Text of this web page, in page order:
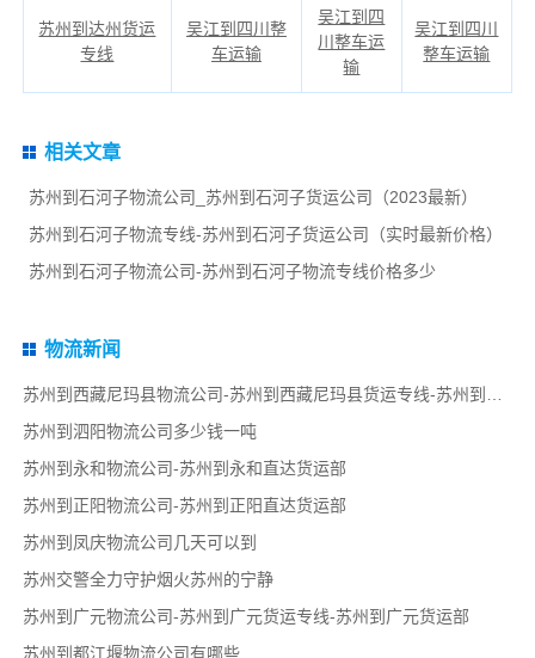
苏州到达州货运
专线
吴江到四川整
车运输
吴江到四
川整车运
输
吴江到四川
整车运输
相关文章
苏州到石河子物流公司_苏州到石河子货运公司（2023最新）
苏州到石河子物流专线-苏州到石河子货运公司（实时最新价格）
苏州到石河子物流公司-苏州到石河子物流专线价格多少
物流新闻
苏州到泗阳物流公司多少钱一吨
苏州到永和物流公司-苏州到永和直达货运部
苏州到正阳物流公司-苏州到正阳直达货运部
苏州到凤庆物流公司几天可以到
苏州交警全力守护烟火苏州的宁静
苏州到广元物流公司-苏州到广元货运专线-苏州到广元货运部
苏州到都江堰物流公司有哪些